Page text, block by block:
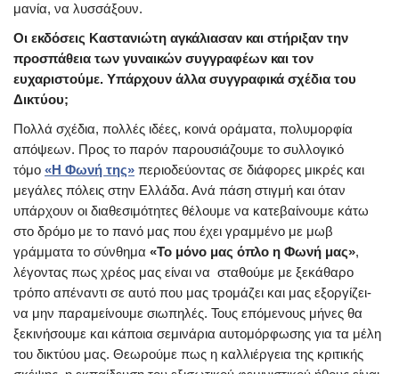
μανία, να λυσσάξουν.
Οι εκδόσεις Καστανιώτη αγκάλιασαν και στήριξαν την
προσπάθεια των γυναικών συγγραφέων και τον
ευχαριστούμε. Υπάρχουν άλλα συγγραφικά σχέδια του
Δικτύου;
Πολλά σχέδια, πολλές ιδέες, κοινά οράματα, πολυμορφία
απόψεων. Προς το παρόν παρουσιάζουμε το συλλογικό
τόμο «Η Φωνή της» περιοδεύοντας σε διάφορες μικρές και
μεγάλες πόλεις στην Ελλάδα. Ανά πάση στιγμή και όταν
υπάρχουν οι διαθεσιμότητες θέλουμε να κατεβαίνουμε κάτω
στο δρόμο με το πανό μας που έχει γραμμένο με μωβ
γράμματα το σύνθημα «Το μόνο μας όπλο η Φωνή μας»,
λέγοντας πως χρέος μας είναι να σταθούμε με ξεκάθαρο
τρόπο απέναντι σε αυτό που μας τρομάζει και μας εξοργίζει-
να μην παραμείνουμε σιωπηλές. Τους επόμενους μήνες θα
ξεκινήσουμε και κάποια σεμινάρια αυτομόρφωσης για τα μέλη
του δικτύου μας. Θεωρούμε πως η καλλιέργεια της κριτικής